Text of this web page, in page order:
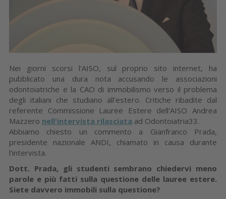
Nei giorni scorsi l'AISO, sul proprio sito internet, ha
pubblicato una dura nota accusando le associazioni
odontoiatriche e la CAO di immobilismo verso il problema
degli italiani che studiano all'estero. Critiche ribadite dal
referente Commissione Lauree Estere dell'AISO Andrea
Mazzero nell'intervista rilasciata ad Odontoiatria33.
Abbiamo chiesto un commento a Gianfranco Prada,
presidente nazionale ANDI, chiamato in causa durante
l'intervista.
Dott. Prada, gli studenti sembrano chiedervi meno
parole e più fatti sulla questione delle lauree estere.
Siete davvero immobili sulla questione?